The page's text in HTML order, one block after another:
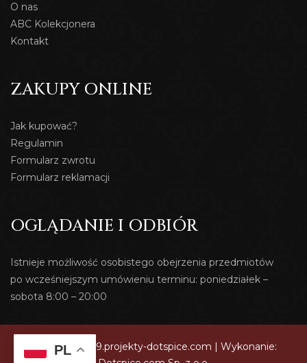
O nas
ABC Kolekcjonera
Kontakt
ZAKUPY ONLINE
Jak kupować?
Regulamin
Formularz zwrotu
Formularz reklamacji
OGLĄDANIE I ODBIÓR
Istnieje możliwość osobistego obejrzenia przedmiotów
po wcześniejszym umówieniu terminu: poniedziałek –
sobota 8:00 – 20:00
© 2026 dev419.projekty-dotspice.com | Wykonanie:
PL